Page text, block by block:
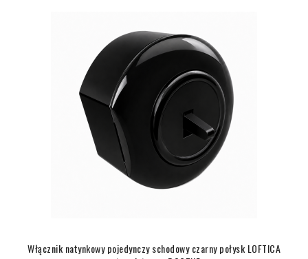
Włącznik natynkowy pojedynczy schodowy czarny połysk LOFTICA